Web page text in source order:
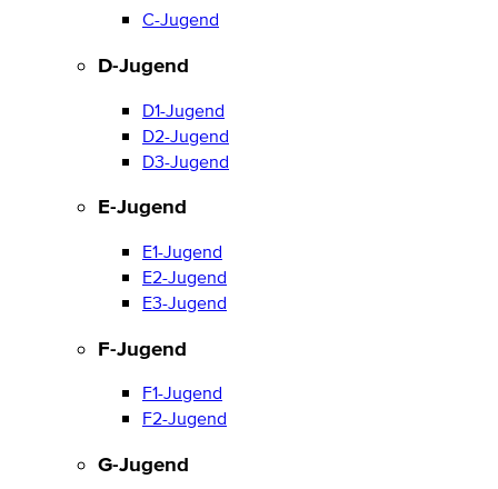
C-Jugend
D-Jugend
D1-Jugend
D2-Jugend
D3-Jugend
E-Jugend
E1-Jugend
E2-Jugend
E3-Jugend
F-Jugend
F1-Jugend
F2-Jugend
G-Jugend